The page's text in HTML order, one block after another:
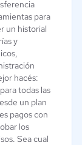
para
un historial
y
hacés:
todas las
un plan
pagos con
los
Sea cual